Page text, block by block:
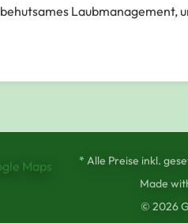
Laubmanagement,
* Alle Preise inkl.
Made
© 2026